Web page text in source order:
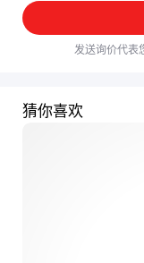
发送询价代表
猜你喜欢